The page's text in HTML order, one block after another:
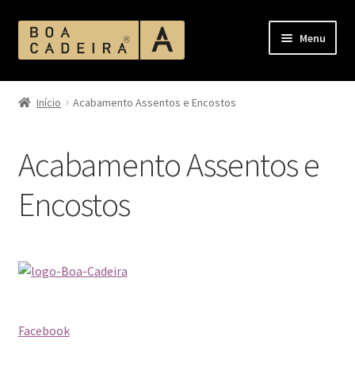
Pular
para
Pular
para
Menu
Início
Acabamento Corano
Acabamento MDF
Bases de Mesas
Início Acabamento Assentos e Encostos
Acabamento Assentos e
Encostos
Facebook